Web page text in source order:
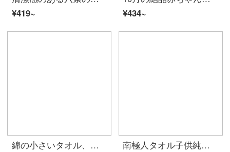
¥419~
¥434~
綿の小さいタオル、子供用の洗顔タオル、家庭用かわいい漫画、綿の柔らかさと水を吸い込む小学生の長方形の子供用ナプキンの3色を混ぜて5本の50 x 25 cmを混ぜます。
南極人タオル子供純綿タオル洗顔家庭用アニメトランペット風呂柔らかい吸水可愛い少女全綿赤+蘭(2条)-中号